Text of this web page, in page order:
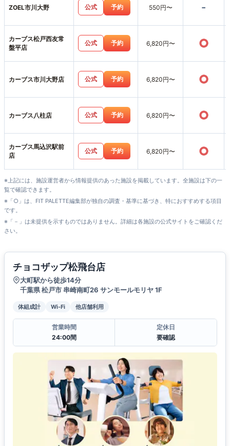
ZOEL市川大野 公式 予約 550円〜 -
カーブス松戸西友常
盤平店
公式 予約 6,820円〜 ○
カーブス市川大野店 公式 予約 6,820円〜 ○
カーブス八柱店 公式 予約 6,820円〜 ○
カーブス馬込沢駅前
店
公式 予約 6,820円〜 ○
※上記には、施設運営者から情報提供のあった施設を掲載しています。全施設は下の一
覧で確認できます。
※「○」は、FIT PALETTE編集部が独自の調査・基準に基づき、特におすすめする項目
です。
※「－」は未提供を示すものではありません。詳細は各施設の公式サイトをご確認くだ
さい。
チョコザップ松飛台店
大町駅から徒歩14分
千葉県 松戸市 串崎南町26 サンモールモリヤ 1F
体組成計 Wi-Fi 他店舗利用
営業時間
24:00間
定休日
要確認